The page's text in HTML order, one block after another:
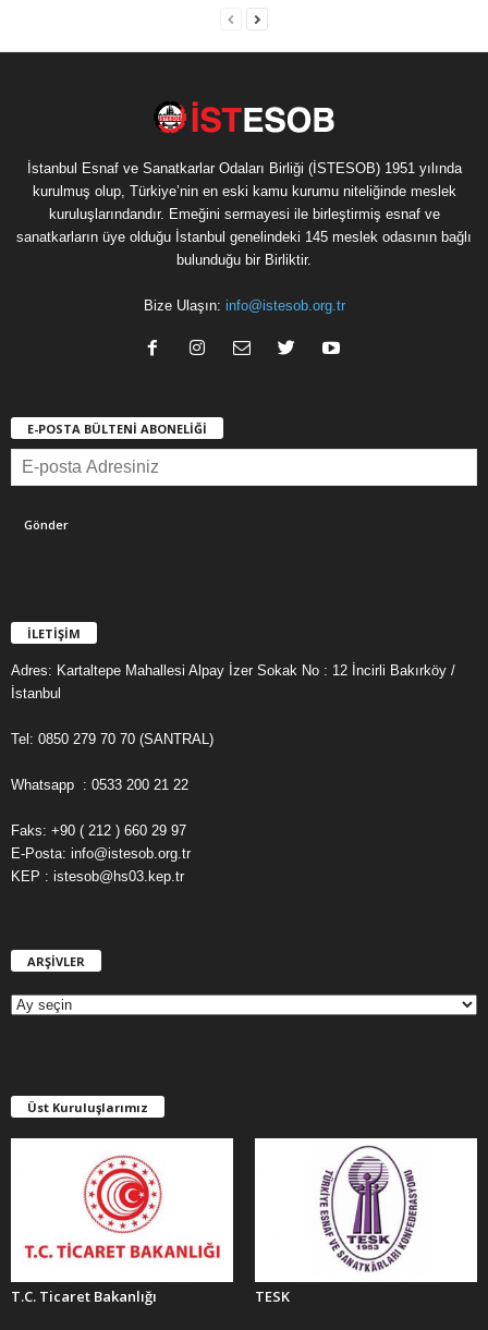
İstanbul Esnaf ve Sanatkarlar Odaları Birliği (İSTESOB) 1951 yılında
kurulmuş olup, Türkiye’nin en eski kamu kurumu niteliğinde meslek
kuruluşlarındandır. Emeğini sermayesi ile birleştirmiş esnaf ve
sanatkarların üye olduğu İstanbul genelindeki 145 meslek odasının bağlı
bulunduğu bir Birliktir.
Bize Ulaşın: info@istesob.org.tr
E-POSTA BÜLTENİ ABONELİĞİ
İLETİŞİM
Adres: Kartaltepe Mahallesi Alpay İzer Sokak No : 12 İncirli Bakırköy /
İstanbul
Tel: 0850 279 70 70 (SANTRAL)
Whatsapp : 0533 200 21 22
Faks: +90 ( 212 ) 660 29 97
E-Posta: info@istesob.org.tr
KEP : istesob@hs03.kep.tr
ARŞİVLER
E
R
Üst Kuruluşlarımız
T.C. Ticaret Bakanlığı TESK